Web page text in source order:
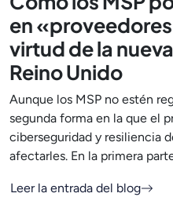
en
virtud de la
Reino Unido
Aunque los MSP no estén
segunda forma en la que el
ciberseguridad y resiliencia
afectarles. En la primera
Leer la entrada del blog